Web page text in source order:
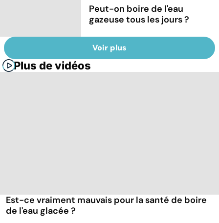
Peut-on boire de l'eau
gazeuse tous les jours ?
Voir plus
Plus de vidéos
Est-ce vraiment mauvais pour la santé de boire
de l'eau glacée ?